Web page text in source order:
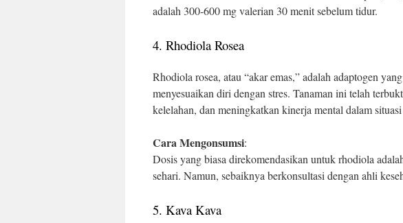
adalah 300-600 mg valerian 30 menit sebelum tidur.
4. Rhodiola Rosea
Rhodiola rosea, atau “akar emas,” adalah adaptogen
menyesuaikan diri dengan stres. Tanaman ini telah
kelelahan, dan meningkatkan kinerja mental dalam situasi
Cara Mengonsumsi:
Dosis yang biasa direkomendasikan untuk rhodiola
sehari. Namun, sebaiknya berkonsultasi dengan ahli
5. Kava Kava